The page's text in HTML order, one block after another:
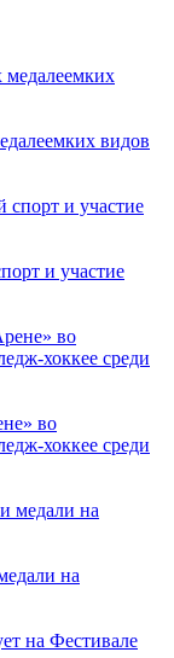
видов
и участие
во
хоккее среди
на